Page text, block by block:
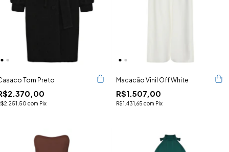
Tom Preto
com Pix
Macacão Vinil Off White
R$1.507,00
R$1.431,65 com Pix